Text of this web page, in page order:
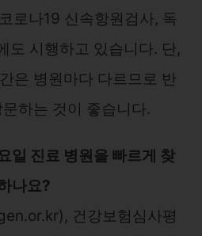
로나19 신속항원검사, 독
도 시행하고 있습니다. 단,
은 병원마다 다르므로 반
하는 것이 좋습니다.
일 진료 병원을 빠르게 찾
나요?
건강보험심사평